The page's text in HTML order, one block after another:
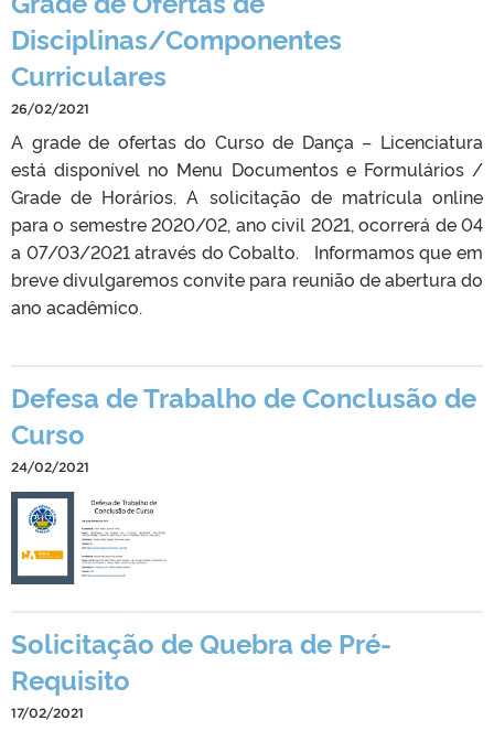
Disciplinas/Componentes
Curriculares
26/02/2021
A grade de ofertas do Curso de Dança – Licenciatura
está disponível no Menu Documentos e Formulários /
Grade de Horários. A solicitação de matrícula online
para o semestre 2020/02, ano civil 2021, ocorrerá de 04
a 07/03/2021 através do Cobalto. Informamos que em
breve divulgaremos convite para reunião de abertura do
ano acadêmico.
Defesa de Trabalho de Conclusão de
Curso
24/02/2021
Solicitação de Quebra de Pré-
Requisito
17/02/2021